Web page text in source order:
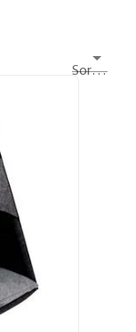
Sortieren nach